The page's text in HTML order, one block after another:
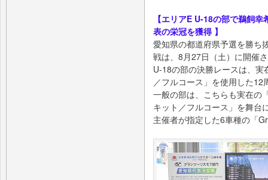
【エリアE U-18の部で鵜飼
表の栄冠を獲得 】
愛知県の都道府県予選を勝ち
戦は、8月27日（土）に開催
U-18の部の決勝レースは、
／フルコース」を使用した12
一般の部は、こちらも実在の
キット／フルコース」を舞台
主催者が指定した6車種の「